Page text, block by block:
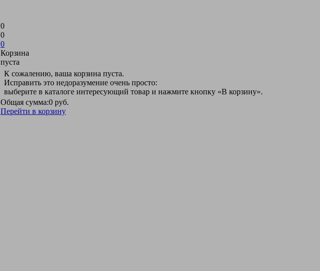
0
0
0
Корзина
пуста
К сожалению, ваша корзина пуста.
Исправить это недоразумение очень просто:
выберите в каталоге интересующий товар и нажмите кнопку «В корзину».
Общая сумма:0 руб.
Перейти в корзину